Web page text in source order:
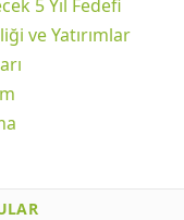
5 Yıl Fedefi
ve Yatırımlar